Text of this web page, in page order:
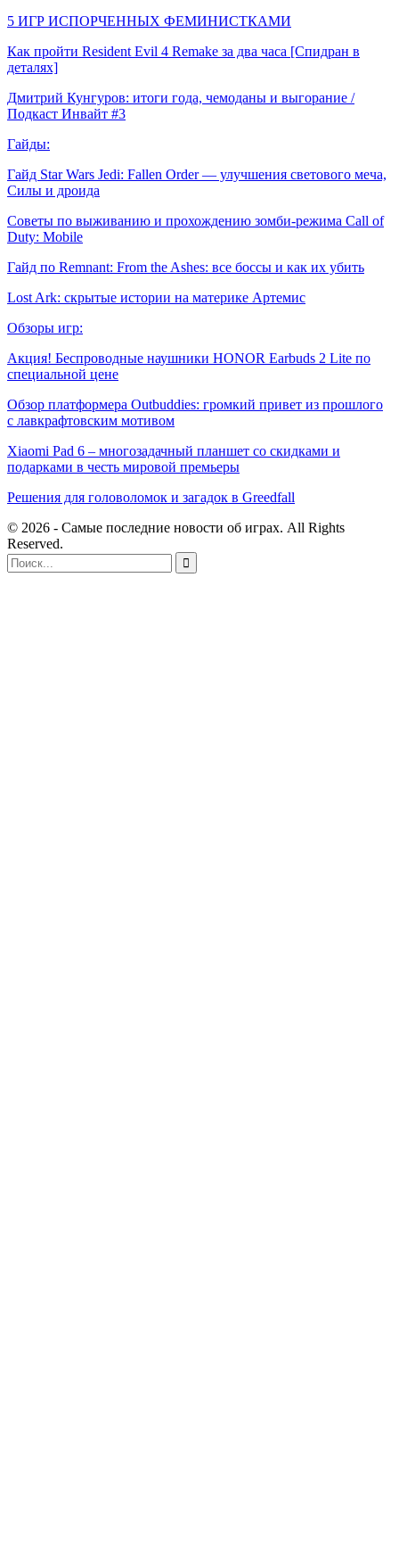
5 ИГР ИСПОРЧЕННЫХ ФЕМИНИСТКАМИ
Как пройти Resident Evil 4 Remake за два часа [Спидран в
деталях]
Дмитрий Кунгуров: итоги года, чемоданы и выгорание /
Подкаст Инвайт #3
Гайды:
Гайд Star Wars Jedi: Fallen Order — улучшения светового меча,
Силы и дроида
Советы по выживанию и прохождению зомби-режима Call of
Duty: Mobile
Гайд по Remnant: From the Ashes: все боссы и как их убить
Lost Ark: скрытые истории на материке Артемис
Обзоры игр:
Акция! Беспроводные наушники HONOR Earbuds 2 Lite по
специальной цене
Обзор платформера Outbuddies: громкий привет из прошлого
с лавкрафтовским мотивом
Xiaomi Pad 6 – многозадачный планшет со скидками и
подарками в честь мировой премьеры
Решения для головоломок и загадок в Greedfall
© 2026 - Самые последние новости об играх. All Rights
Reserved.